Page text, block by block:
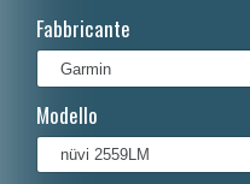
Deutsch
Polski
Fabbricante
Modello